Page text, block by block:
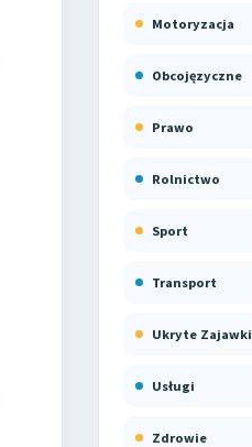
Motoryzacja
Obcojęzyczne
Prawo
Rolnictwo
Sport
Transport
Ukryte Zajawki
Usługi
Zdrowie